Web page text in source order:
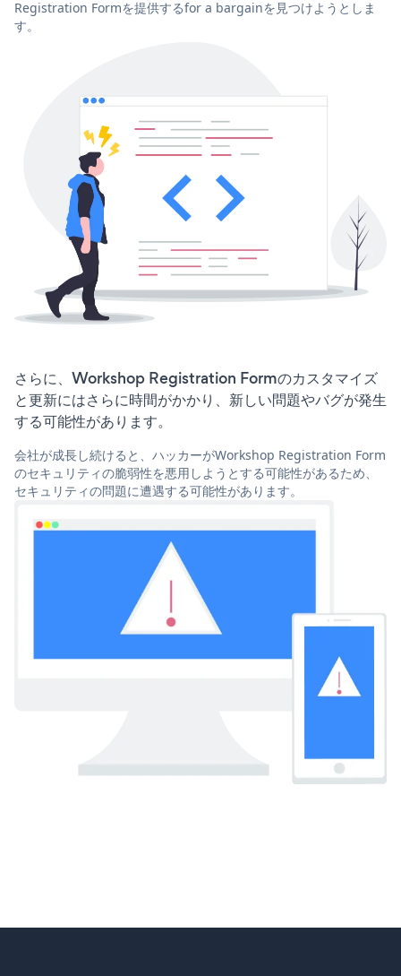
Registration Formを提供するfor a bargainを見つけようとしま
す。
さらに、Workshop Registration Formのカスタマイズ
と更新にはさらに時間がかかり、新しい問題やバグが発生
する可能性があります。
会社が成長し続けると、ハッカーがWorkshop Registration Form
のセキュリティの脆弱性を悪用しようとする可能性があるため、
セキュリティの問題に遭遇する可能性があります。